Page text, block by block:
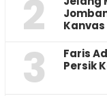
2
Kanvas
3
Faris
Persik